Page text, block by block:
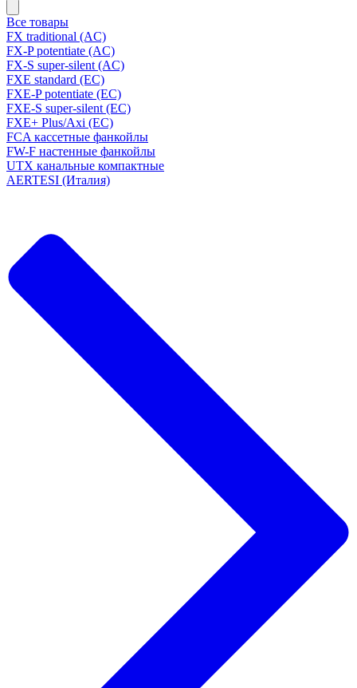
Все товары
FX traditional (AC)
FX-P potentiate (AC)
FX-S super-silent (AC)
FXE standard (EC)
FXE-P potentiate (EC)
FXE-S super-silent (EC)
FXE+ Plus/Axi (EC)
FCA кассетные фанкойлы
FW-F настенные фанкойлы
UTX канальные компактные
AERTESI (Италия)